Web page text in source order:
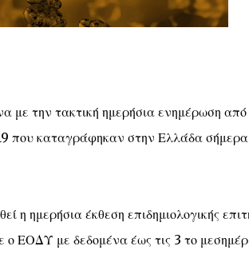
με την τακτική ημερήσια ενημέρωση
που καταγράφηκαν στην Ελλάδα σήμερα
η ημερήσια έκθεση επιδημιολογικής
ο ΕΟΔΥ με δεδομένα έως τις 3 το